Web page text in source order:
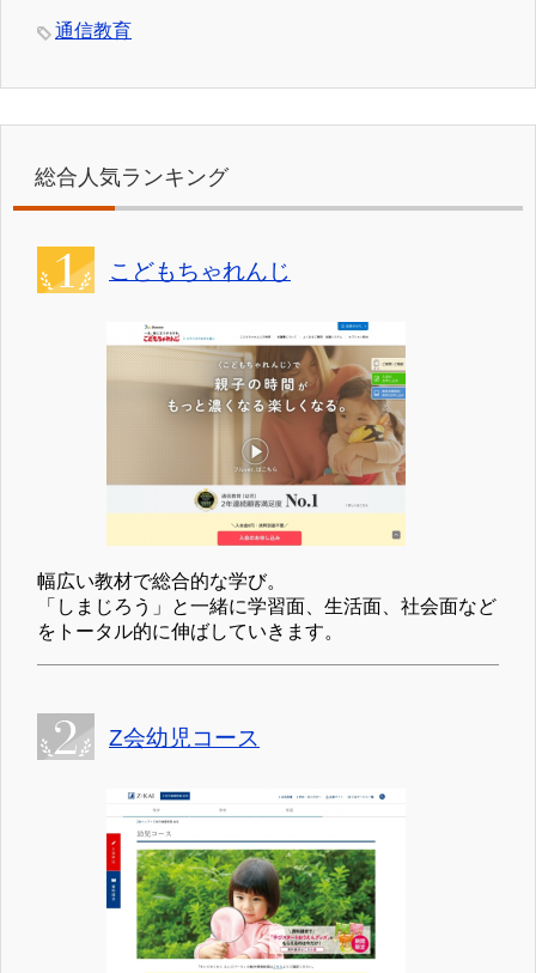
通信教育
総合人気ランキング
こどもちゃれんじ
幅広い教材で総合的な学び。
「しまじろう」と一緒に学習面、生活面、社会面など
をトータル的に伸ばしていきます。
Z会幼児コース